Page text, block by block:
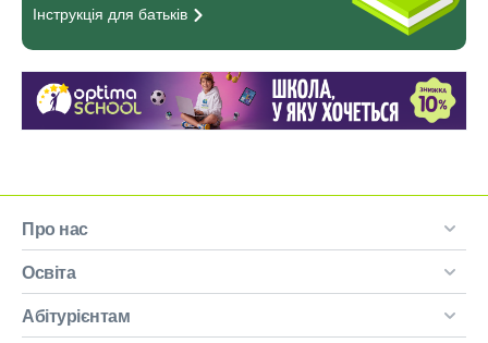
Інструкція для батьків
Про нас
Освіта
Абітурієнтам